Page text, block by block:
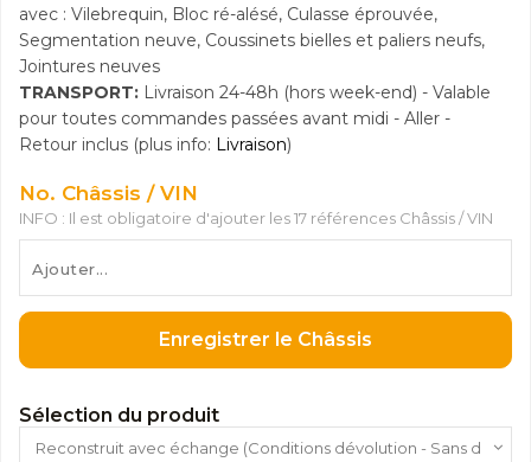
avec : Vilebrequin, Bloc ré-alésé, Culasse éprouvée,
Segmentation neuve, Coussinets bielles et paliers neufs,
Jointures neuves
TRANSPORT: Livraison 24-48h (hors week-end) - Valable
pour toutes commandes passées avant midi - Aller -
Retour inclus (plus info: Livraison)
No. Châssis / VIN
INFO : Il est obligatoire d'ajouter les 17 références Châssis / VIN
Enregistrer le Châssis
Sélection du produit